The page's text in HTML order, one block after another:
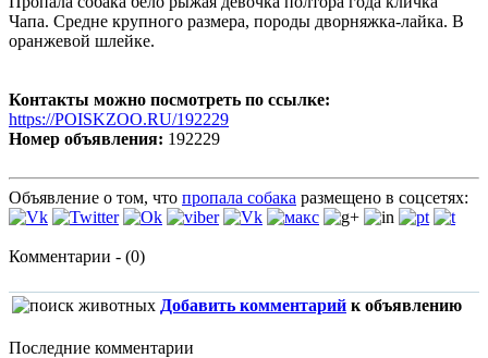
Чапа. Средне крупного размера, породы дворняжка-лайка. В
оранжевой шлейке.
Контакты можно посмотреть по ссылке:
https://POISKZOO.RU/192229
Номер объявления: 192229
Объявление о том, что пропала собака размещено в соцсетях:
Комментарии - (0)
Добавить комментарий к объявлению
Последние комментарии